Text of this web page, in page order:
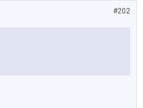
#202